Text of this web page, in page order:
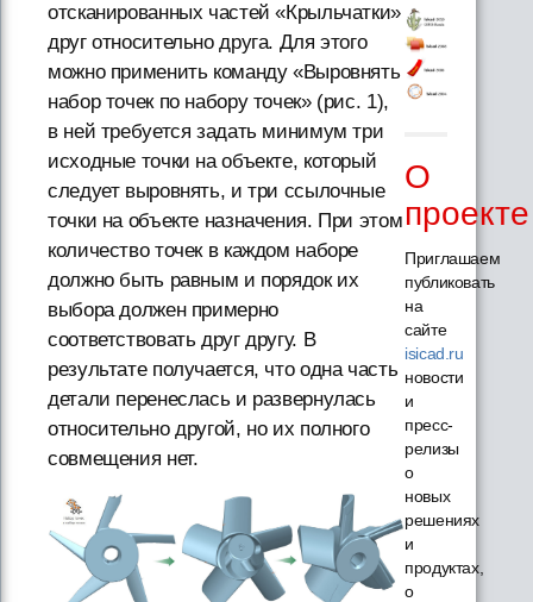
отсканированных частей «Крыльчатки»
друг относительно друга. Для этого
можно применить команду «Выровнять
набор точек по набору точек» (рис. 1),
в ней требуется задать минимум три
исходные точки на объекте, который
следует выровнять, и три ссылочные
точки на объекте назначения. При этом
количество точек в каждом наборе
должно быть равным и порядок их
выбора должен примерно
соответствовать друг другу. В
результате получается, что одна часть
детали перенеслась и развернулась
относительно другой, но их полного
совмещения нет.
О
проекте
Приглашаем
публиковать
на
сайте
isicad.ru
новости
и
пресс-
релизы
о
новых
решениях
и
продуктах,
о